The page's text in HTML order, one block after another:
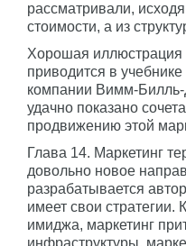
рассматривали,
стоимости, а из
Хорошая иллюстрация
приводится в
компании Вимм-Билль-
удачно показано
продвижению этой
Глава 14. Маркетинг
довольно новое
разрабатывается
имеет свои стратегии.
имиджа, маркетинг
инфраструктуры,